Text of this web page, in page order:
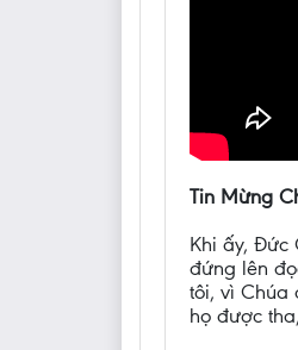
Tin Mừng
Khi ấy, Đức
đứng lên
tôi, vì Chúa
họ được